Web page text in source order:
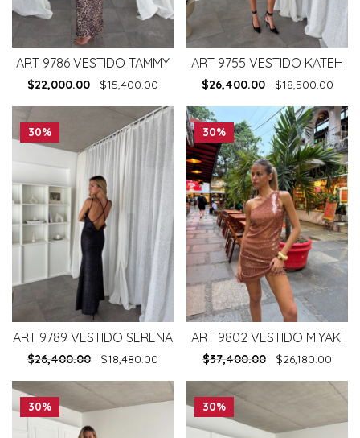
ART 9786 VESTIDO TAMMY
$22,000.00 $15,400.00
ART 9755 VESTIDO KATEH
$26,400.00 $18,500.00
30%
ART 9789 VESTIDO SERENA
$26,400.00 $18,480.00
30%
ART 9802 VESTIDO MIYAKI
$37,400.00 $26,180.00
30% 30%